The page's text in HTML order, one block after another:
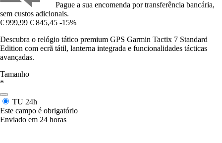
Pague a sua encomenda por transferência bancária,
sem custos adicionais.
€ 999,99 € 845,45 -15%
Descubra o relógio tático premium GPS Garmin Tactix 7 Standard
Edition com ecrã tátil, lanterna integrada e funcionalidades tácticas
avançadas.
Tamanho
*
TU 24h
Este campo é obrigatório
Enviado em 24 horas